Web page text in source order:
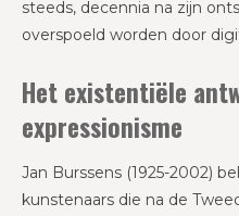
steeds, decennia na zijn
overspoeld worden door
Het existentiële
expressionisme
Jan Burssens (1925-2002)
kunstenaars die na de